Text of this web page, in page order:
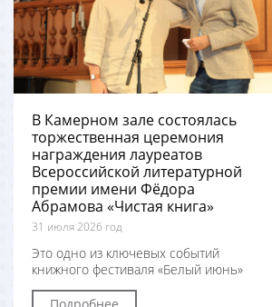
В Камерном зале состоялась
торжественная церемония
награждения лауреатов
Всероссийской литературной
премии имени Фёдора
Абрамова «Чистая книга»
31 июля 2026 год
Это одно из ключевых событий
книжного фестиваля «Белый июнь»